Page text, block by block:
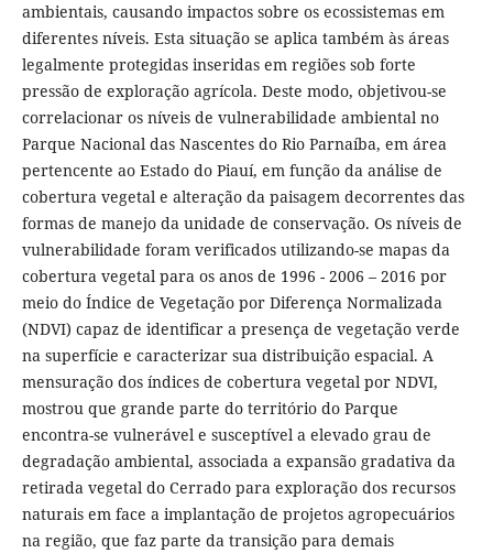
ambientais, causando impactos sobre os ecossistemas em
diferentes níveis. Esta situação se aplica também às áreas
legalmente protegidas inseridas em regiões sob forte
pressão de exploração agrícola. Deste modo, objetivou-se
correlacionar os níveis de vulnerabilidade ambiental no
Parque Nacional das Nascentes do Rio Parnaíba, em área
pertencente ao Estado do Piauí, em função da análise de
cobertura vegetal e alteração da paisagem decorrentes das
formas de manejo da unidade de conservação. Os níveis de
vulnerabilidade foram verificados utilizando-se mapas da
cobertura vegetal para os anos de 1996 - 2006 – 2016 por
meio do Índice de Vegetação por Diferença Normalizada
(NDVI) capaz de identificar a presença de vegetação verde
na superfície e caracterizar sua distribuição espacial. A
mensuração dos índices de cobertura vegetal por NDVI,
mostrou que grande parte do território do Parque
encontra-se vulnerável e susceptível a elevado grau de
degradação ambiental, associada a expansão gradativa da
retirada vegetal do Cerrado para exploração dos recursos
naturais em face a implantação de projetos agropecuários
na região, que faz parte da transição para demais